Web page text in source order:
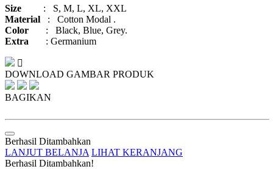
Size : S, M, L, XL, XXL
Material
: Cotton Modal .
Color : Black, Blue, Grey.
Extra
: Germanium
DOWNLOAD GAMBAR PRODUK
BAGIKAN
Berhasil Ditambahkan
LANJUT BELANJA LIHAT KERANJANG
Berhasil Ditambahkan!